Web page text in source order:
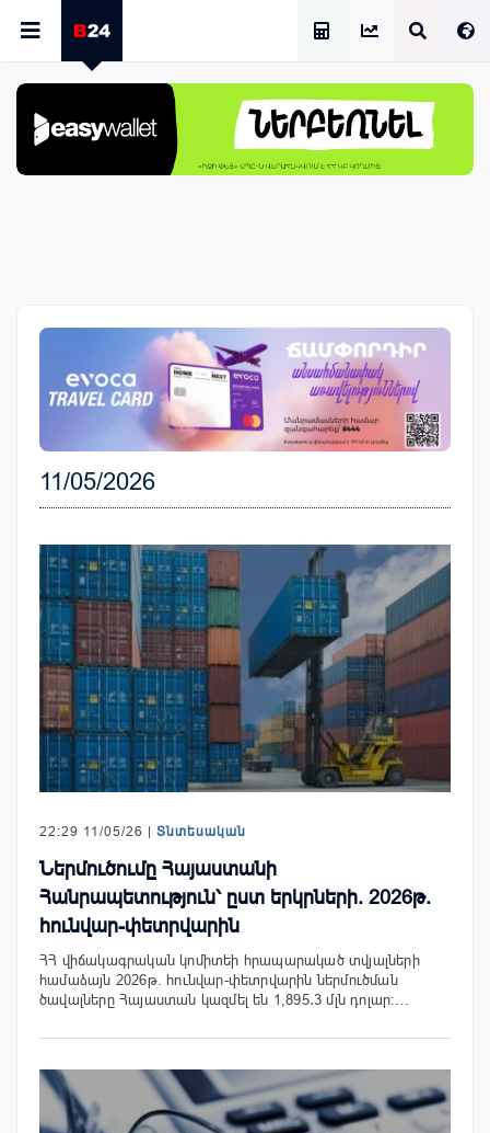
11/05/2026
22:29 11/05/26 | Տնտեսական
Ներմուծումը Հայաստանի
Հանրապետություն՝ ըստ երկրների. 2026թ.
հունվար-փետրվարին
ՀՀ վիճակագրական կոմիտեի հրապարակած տվյալների
համաձայն 2026թ. հունվար-փետրվարին ներմուծման
ծավալները Հայաստան կազմել են 1,895․3 մլն դոլար։…